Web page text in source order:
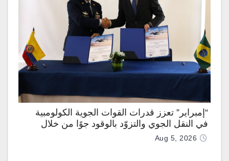
“إمبراير” تعزز قدرات القوات الجوية الكولومبية
في النقل الجوي والتزوّد بالوقود جوًا من خلال
تزويدها بطائرتي “كيه سي-390 ميلينيوم”
Aug 5, 2026